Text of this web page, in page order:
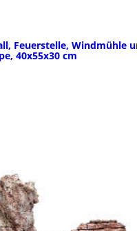
Feuerstelle, Windmühle
40x55x30 cm